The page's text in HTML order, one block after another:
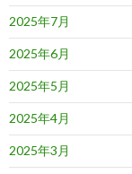
2025年7月
2025年6月
2025年5月
2025年4月
2025年3月